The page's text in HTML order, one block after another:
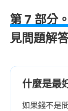
第 7 部分。
見問題解
什麼是最
如果錢不是